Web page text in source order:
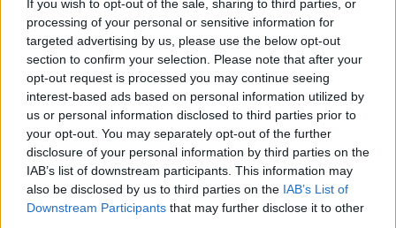
If you wish to opt-out of the sale, sharing to third parties, or
processing of your personal or sensitive information for
targeted advertising by us, please use the below opt-out
section to confirm your selection. Please note that after your
opt-out request is processed you may continue seeing
interest-based ads based on personal information utilized by
us or personal information disclosed to third parties prior to
your opt-out. You may separately opt-out of the further
disclosure of your personal information by third parties on the
IAB’s list of downstream participants. This information may
also be disclosed by us to third parties on the IAB’s List of
Downstream Participants that may further disclose it to other
KÁLMÁN IMRE EMLÉKKIÁLLÍTÁS
A szülőház földszinti termeiben megtekinthető
kiállítás bemutatja Kálmán Imrét, az embert,
pályafutásának fontosabb állomásait
Csoportokat e-mailben történő előzetes
bejelentkezés után tudunk fogadni!